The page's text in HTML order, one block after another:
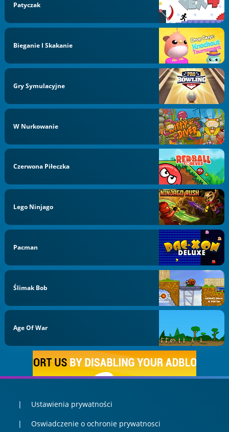
Patyczak
Bieganie I Skakanie
Gry Symulacyjne
W Nurkowanie
Czerwona Piłeczka
Lego Ninjago
Pacman
Ślimak Bob
Age Of War
Ustawienia prywatności
Oswiadczenie o ochronie prywatnosci